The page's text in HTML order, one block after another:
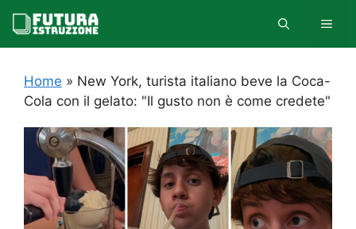
contenuto
Home » New York, turista italiano beve la Coca-
Cola con il gelato: "Il gusto non è come credete"